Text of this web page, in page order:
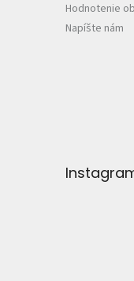
Hodnotenie
Napíšte nám